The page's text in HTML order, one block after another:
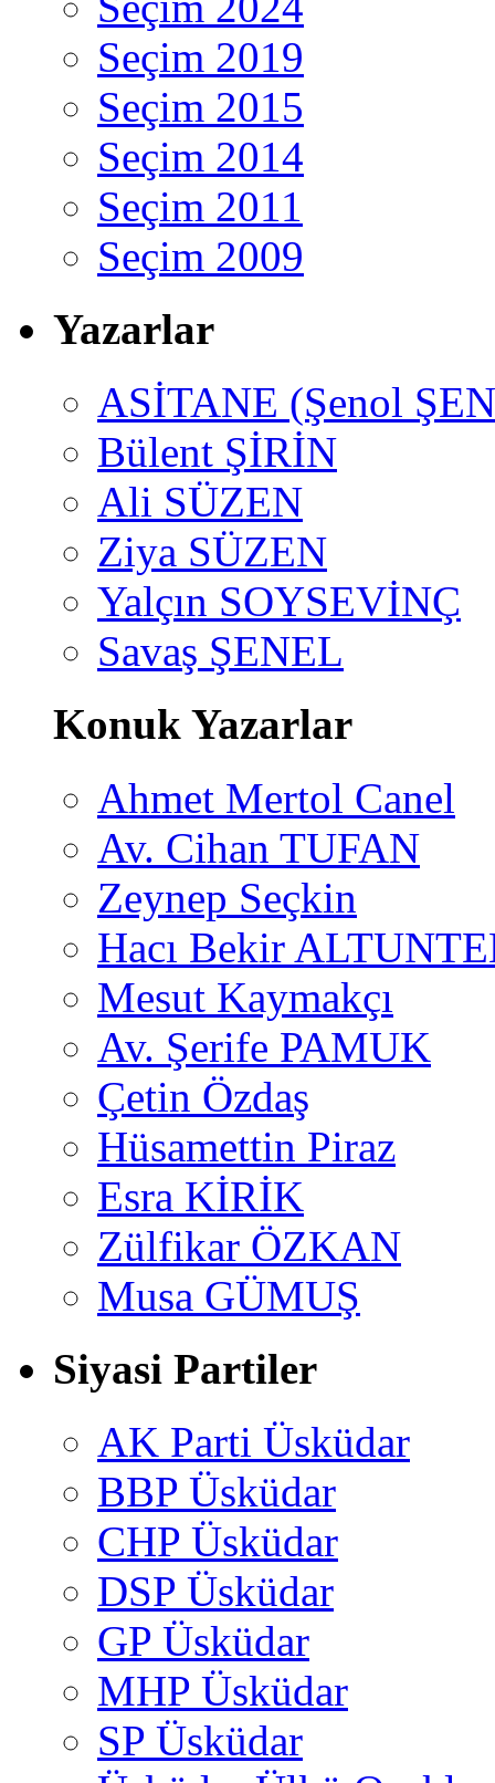
Seçim 2019
Seçim 2015
Seçim 2014
Seçim 2011
Seçim 2009
Yazarlar
ASİTANE (Şenol
Bülent ŞİRİN
Ali SÜZEN
Ziya SÜZEN
Yalçın SOYSEVİNÇ
Savaş ŞENEL
Konuk Yazarlar
Ahmet Mertol Canel
Av. Cihan TUFAN
Zeynep Seçkin
Hacı Bekir
Mesut Kaymakçı
Av. Şerife PAMUK
Çetin Özdaş
Hüsamettin Piraz
Esra KİRİK
Zülfikar ÖZKAN
Musa GÜMUŞ
Siyasi Partiler
AK Parti Üsküdar
BBP Üsküdar
CHP Üsküdar
DSP Üsküdar
GP Üsküdar
MHP Üsküdar
SP Üsküdar